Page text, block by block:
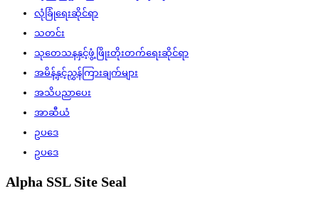
လုံခြုံရေးဆိုင်ရာ
သတင်း
သုတေသနနှင့်ဖွံ့ဖြိုးတိုးတက်ရေးဆိုင်ရာ
အမိန့်နှင့်ညွှန်ကြားချက်များ
အသိပညာပေး
အာဆီယံ
ဥပဒေ
ဥပဒေ
Alpha SSL Site Seal